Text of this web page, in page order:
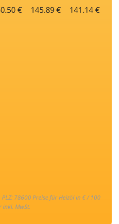
€ 145.89 € 141.14 €
PLZ: 78600 Preise für Heizöl in € / 100
inkl. MwSt.